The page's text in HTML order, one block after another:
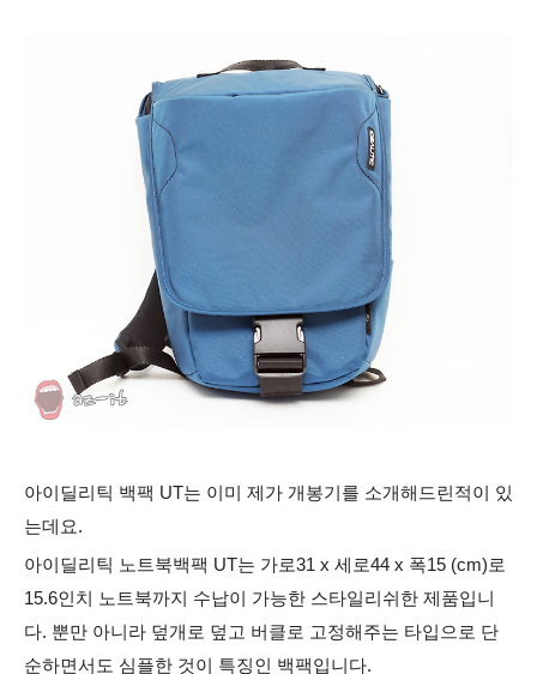
아이딜리틱 백팩 UT는 이미 제가 개봉기를 소개해드린적이 있
는데요.
아이딜리틱 노트북백팩 UT는 가로31 x 세로44 x 폭15 (cm)로
15.6인치 노트북까지 수납이 가능한 스타일리쉬한 제품입니
다. 뿐만 아니라 덮개로 덮고 버클로 고정해주는 타입으로 단
순하면서도 심플한 것이 특징인 백팩입니다.